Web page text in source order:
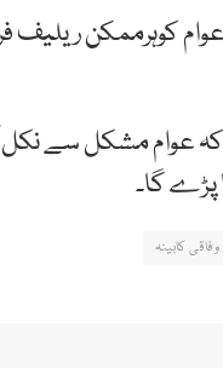
کوہرممکن
مشکل سے نکل
پڑے گا۔
وفاقی کابینہ